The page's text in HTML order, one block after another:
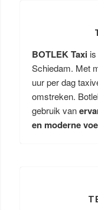
BOTLEK Taxi
Schiedam. Met
uur per dag
omstreken.
gebruik van
en moderne